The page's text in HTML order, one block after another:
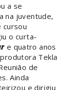
a se
na juventude,
cursou
o curta-
e quatro anos
Tekla
de
Ainda
e dirigiu